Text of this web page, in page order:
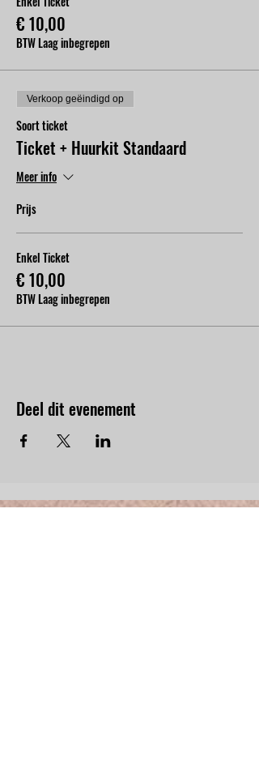
€ 10,00
BTW Laag inbegrepen
Verkoop geëindigd op
Soort ticket
Ticket + Huurkit Standaard
Meer info
Prijs
Enkel Ticket
€ 10,00
BTW Laag inbegrepen
Deel dit evenement